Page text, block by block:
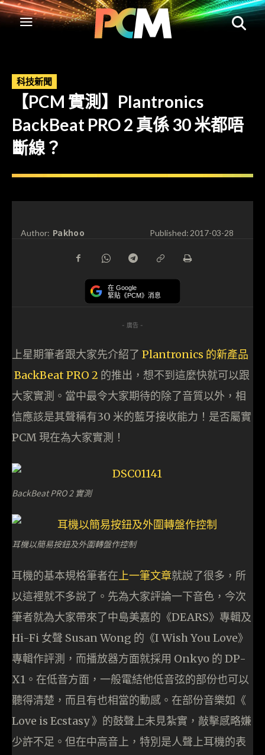
科技新聞
【PCM 實測】Plantronics
BackBeat PRO 2 真係 30 米都唔
斷線？
Author: Pakhoo Published:2017-03-28
在 Google
緊貼《PCM》消息
- 廣告 -
上星期筆者跟大家先介紹了 Plantronics 的新產品
BackBeat PRO 2 的推出，想不到這麼快就可以跟
大家實測。當中最令大家期待的除了音質以外，相
信應該是其聲稱有30 米的藍牙接收能力！是否屬實
PCM 現在為大家實測！
BackBeat PRO 2 實測
耳機以簡易按鈕及外圍轉盤作控制
耳機的基本規格筆者在上一筆文章就說了很多，所
以這裡就不多說了。先為大家評論一下音色，今次
筆者就為大家帶來了中島美嘉的《DEARS》專輯及
Hi-Fi 女聲 Susan Wong 的《I Wish You Love》
專輯作評測，而播放器方面就採用 Onkyo 的 DP-
X1。在低音方面，一般電結他低音弦的部份也可以
聽得清楚，而且有也相當的動感。在部份音樂如《
Love is Ecstasy 》的鼓聲上未見紮實，敲擊感略嫌
少許不足。但在中高音上，特別是人聲上耳機的表